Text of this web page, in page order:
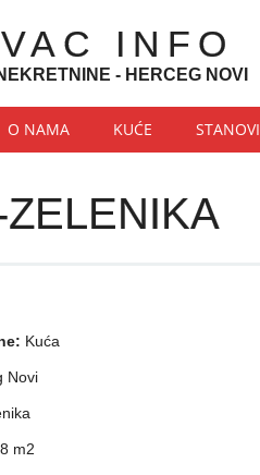
INFO
- HERCEG NOVI
O NAMA KUĆE STANOVI
Kuća
Novi
m2